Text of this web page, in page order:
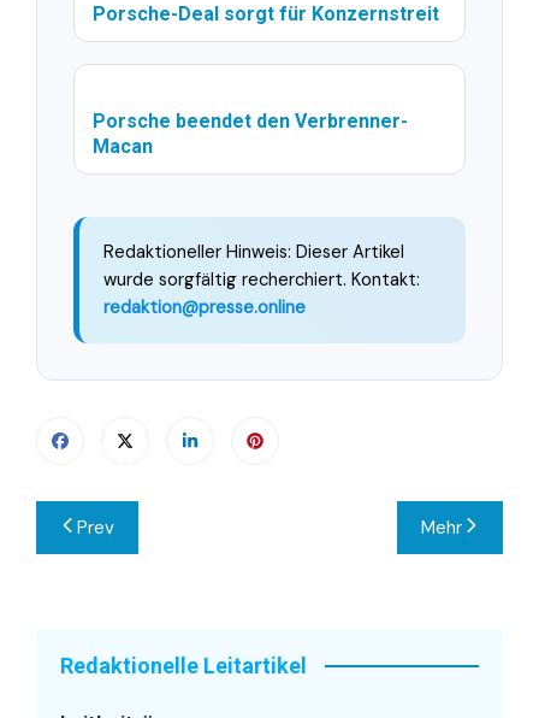
Porsche-Deal sorgt für Konzernstreit
Porsche beendet den Verbrenner-
Macan
Redaktioneller Hinweis: Dieser Artikel
wurde sorgfältig recherchiert. Kontakt:
redaktion@presse.online
Beitragsnavigation
Prev Mehr
Redaktionelle Leitartikel